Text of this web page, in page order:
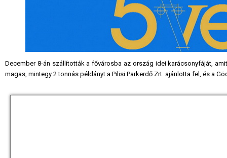
December 8-án szállították a fővárosba az ország idei karácsonyfáját,
magas, mintegy 2 tonnás példányt a Pilisi Parkerdő Zrt. ajánlotta fel, és a